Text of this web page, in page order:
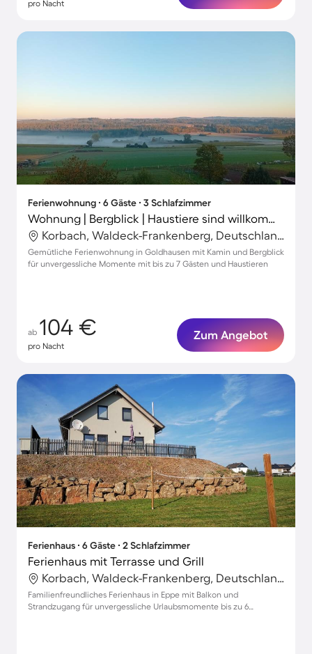
pro Nacht
Ferienwohnung ∙ 6 Gäste ∙ 3 Schlafzimmer
Wohnung | Bergblick | Haustiere sind willkommen
Korbach, Waldeck-Frankenberg, Deutschland
Gemütliche Ferienwohnung in Goldhausen mit Kamin und Bergblick
für unvergessliche Momente mit bis zu 7 Gästen und Haustieren
ab 104 €
pro Nacht
Zum Angebot
Ferienhaus ∙ 6 Gäste ∙ 2 Schlafzimmer
Ferienhaus mit Terrasse und Grill
Korbach, Waldeck-Frankenberg, Deutschland
Familienfreundliches Ferienhaus in Eppe mit Balkon und
Strandzugang für unvergessliche Urlaubsmomente bis zu 6